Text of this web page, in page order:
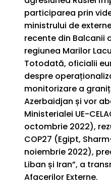
participarea prin
ministrului de
recente din Balcanii
regiunea Marilor
Totodată, oficialii
despre
monitorizare a
Azerbaidjan și vor
Ministerialei UE-
octombrie 2022),
COP27 (Egipt,
noiembrie 2022),
Liban și Iran”, a
Afacerilor Externe.